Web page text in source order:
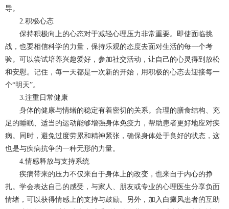
导。
2.积极心态
保持积极向上的心态对于减轻心理压力非常重要。即使面临挑
战，也要相信科学的力量，保持乐观的态度去面对生活的每一个考
验。可以尝试培养兴趣爱好，参加社交活动，让自己的心灵得到放松
和安慰。记住，每一天都是一次新的开始，用积极的心态去迎接每一
个“明天”。
3.注重日常健康
身体的健康与情绪的稳定有着密切的关系。合理的膳食结构、充
足的睡眠、适当的运动能够增强身体免疫力，帮助患者更好地应对疾
病。同时，避免过度劳累和精神紧张，确保身体处于良好的状态，这
也是与疾病抗争的一种无形的力量。
4.情感释放与支持系统
疾病带来的压力不仅来自于身体上的改变，也来自于内心的挣
扎。学会表达自己的感受，与家人、朋友或专业的心理医生分享负面
情绪，可以获得情感上的支持与鼓励。另外，加入白癜风患者的互助